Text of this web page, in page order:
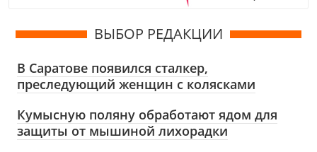
ВЫБОР РЕДАКЦИИ
В Саратове появился сталкер,
преследующий женщин с колясками
Кумысную поляну обработают ядом для
защиты от мышиной лихорадки